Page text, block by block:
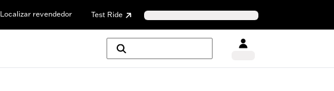
Localizar revendedor Test Ride